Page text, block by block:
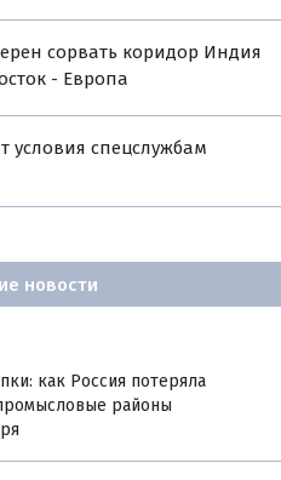
сорвать коридор Индия
- Европа
условия спецслужбам
новости
как Россия потеряла
районы